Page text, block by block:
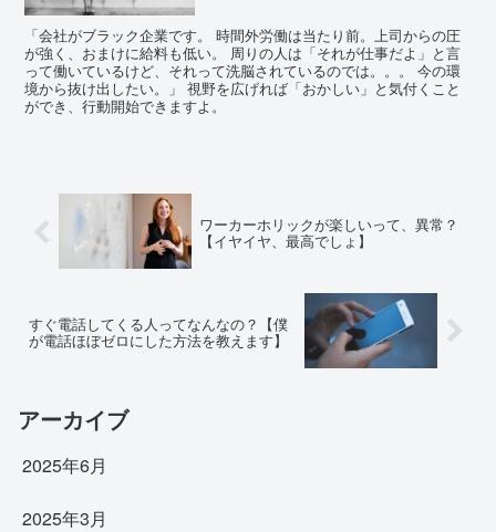
「会社がブラック企業です。 時間外労働は当たり前。上司からの圧
が強く、おまけに給料も低い。 周りの人は「それが仕事だよ」と言
って働いているけど、それって洗脳されているのでは。。。 今の環
境から抜け出したい。」 視野を広げれば「おかしい」と気付くこと
ができ、行動開始できますよ。
ワーカーホリックが楽しいって、異常？
【イヤイヤ、最高でしょ】
すぐ電話してくる人ってなんなの？【僕
が電話ほぼゼロにした方法を教えます】
アーカイブ
2025年6月
2025年3月